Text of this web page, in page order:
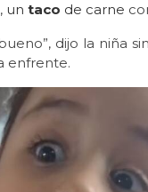
un taco de carne
dijo la niña
enfrente.